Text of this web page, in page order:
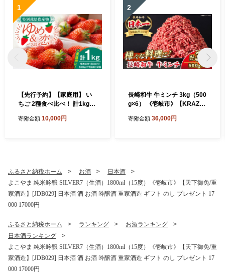
1
【先行予約】【家庭用】 い
ちご 2種食べ比べ！ 計1kg
027年2月以降順次発送】
寄附金額 10,000円
2
長崎和牛 牛ミンチ 3kg（500
g×6） 《壱岐市》【KRAZY
ンチ 牛ミンチ ひき肉 挽肉 挽
寄附金額 36,000円
ふるさと納税ホーム お酒
日本酒
よこやま 純米吟醸 SILVER7（生酒）1800ml（15度）《壱岐市》【天下御免/重
家酒造】[JDB029] 日本酒 酒 お酒 吟醸酒 重家酒造 ギフト のし プレゼント 17
000 17000円
ふるさと納税ホーム ランキング
お酒ランキング
日本酒ランキング
よこやま 純米吟醸 SILVER7（生酒）1800ml（15度）《壱岐市》【天下御免/重
家酒造】[JDB029] 日本酒 酒 お酒 吟醸酒 重家酒造 ギフト のし プレゼント 17
000 17000円